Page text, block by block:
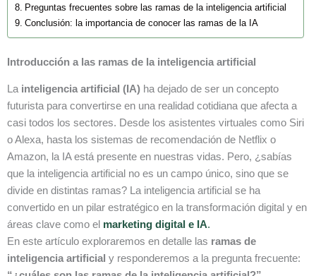
Preguntas frecuentes sobre las ramas de la inteligencia artificial
Conclusión: la importancia de conocer las ramas de la IA
Introducción a las ramas de la inteligencia artificial
La inteligencia artificial (IA) ha dejado de ser un concepto
futurista para convertirse en una realidad cotidiana que afecta a
casi todos los sectores. Desde los asistentes virtuales como Siri
o Alexa, hasta los sistemas de recomendación de Netflix o
Amazon, la IA está presente en nuestras vidas. Pero, ¿sabías
que la inteligencia artificial no es un campo único, sino que se
divide en distintas ramas? La inteligencia artificial se ha
convertido en un pilar estratégico en la transformación digital y en
áreas clave como el marketing digital e IA.
En este artículo exploraremos en detalle las ramas de
inteligencia artificial y responderemos a la pregunta frecuente: